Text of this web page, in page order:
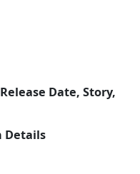
Date, Story,
Details